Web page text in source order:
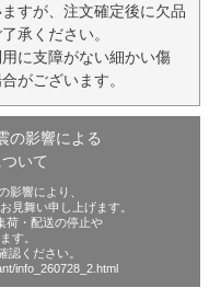
すが、注文確定後に欠品
承ください。
に支障がない細かい傷
がございます。
の影響による
いて
影響により、
見舞い申し上げます。
荷・配送の停止や
す。
認ください。
info_260728_2.html